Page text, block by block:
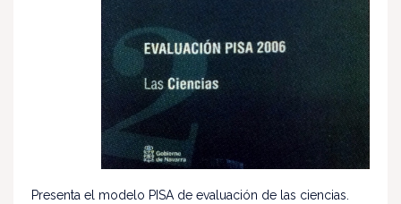
Presenta el modelo PISA de evaluación de las ciencias.